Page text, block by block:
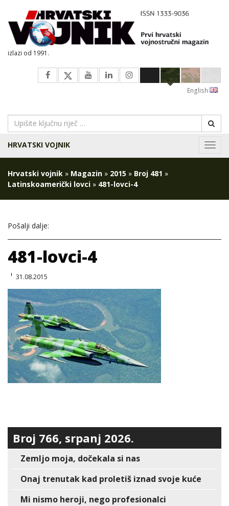
izlazi od 1991.
English
HRVATSKI VOJNIK
Hrvatski vojnik » Magazin » 2015 » Broj 481 »
Latinskoamerički lovci » 481-lovci-4
Pošalji dalje:
481-lovci-4
31.08.2015
Broj 766, srpanj 2026.
Zemljo moja, dočekala si nas
Onaj trenutak kad proletiš iznad svoje kuće
Mi nismo heroji, nego profesionalci